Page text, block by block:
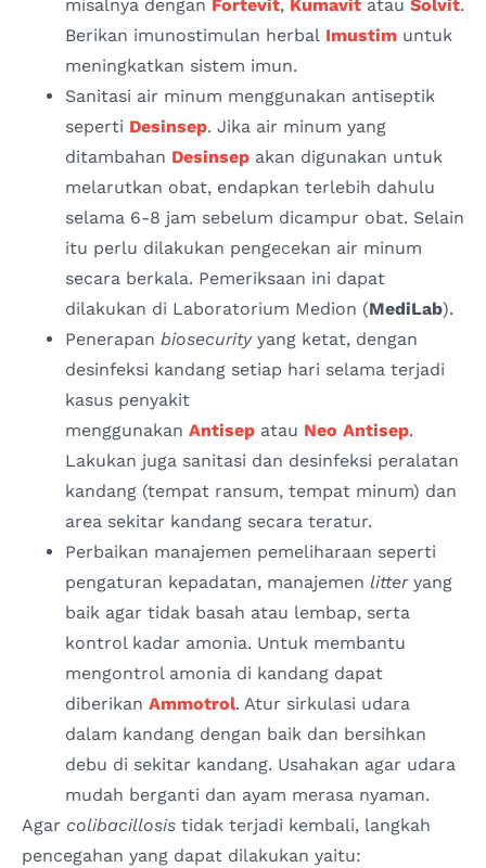
misalnya dengan Fortevit, Kumavit atau Solvit.
Berikan imunostimulan herbal Imustim untuk
meningkatkan sistem imun.
Sanitasi air minum menggunakan antiseptik
seperti Desinsep. Jika air minum yang
ditambahan Desinsep akan digunakan untuk
melarutkan obat, endapkan terlebih dahulu
selama 6-8 jam sebelum dicampur obat. Selain
itu perlu dilakukan pengecekan air minum
secara berkala. Pemeriksaan ini dapat
dilakukan di Laboratorium Medion (MediLab).
Penerapan biosecurity yang ketat, dengan
desinfeksi kandang setiap hari selama terjadi
kasus penyakit
menggunakan Antisep atau Neo Antisep.
Lakukan juga sanitasi dan desinfeksi peralatan
kandang (tempat ransum, tempat minum) dan
area sekitar kandang secara teratur.
Perbaikan manajemen pemeliharaan seperti
pengaturan kepadatan, manajemen litter yang
baik agar tidak basah atau lembap, serta
kontrol kadar amonia. Untuk membantu
mengontrol amonia di kandang dapat
diberikan Ammotrol. Atur sirkulasi udara
dalam kandang dengan baik dan bersihkan
debu di sekitar kandang. Usahakan agar udara
mudah berganti dan ayam merasa nyaman.
Agar colibacillosis tidak terjadi kembali, langkah
pencegahan yang dapat dilakukan yaitu: